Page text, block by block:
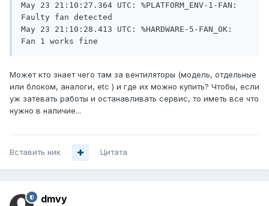
May 23 21:10:27.364 UTC: %PLATFORM_ENV-1-FAN:
Faulty fan detected
May 23 21:10:28.413 UTC: %HARDWARE-5-FAN_OK:
Может кто знает чего там за вентиляторы (модель, отдельные
или блоком, аналоги, etc ) и где их можно купить? Чтобы, если
уж затевать работы и останавливать сервис, то иметь все что
нужно в наличие...
Вставить ник Цитата
dmvy